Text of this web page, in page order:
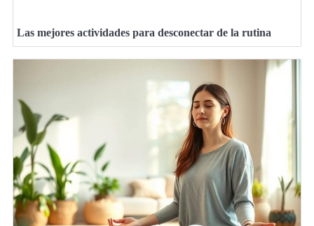
Las mejores actividades para desconectar de la rutina